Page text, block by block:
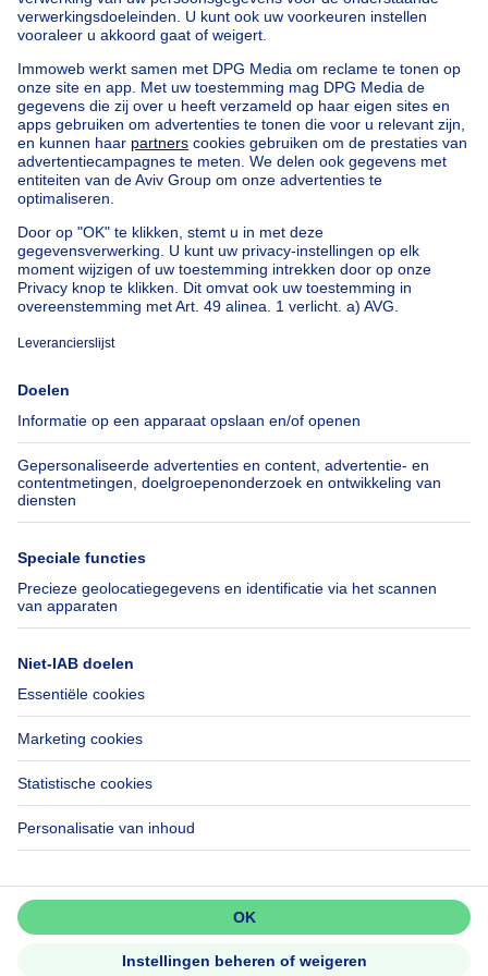
Huis te koop Oeren
Appartementsblok te koop
Uitzonderlijk vastgoed te koop
Boerderij te koop
Bungalow te koop
Chalet te koop
Kasteel te koop
Landhuis te koop
Gebouw gemengd gebruik te koop
Andere panden te koop
Manoir te koop
Huis te koop goedkoop in Alveringem
Onze huizen buiten BelgiëHuis te koop Frankrijk
Huis te koop Spanje
Huis te koop Luxemburg
Huis te koop Nederland
Over
Immoweb
Pers
Jobs
Axel Springer Group
SeLoger.com
Immowelt.de
Tools
Belfius
Verzekeringen
Verhuis checklist
Hulp
Veelgestelde vragen
Toegankelijkheid
Contacteer ons
Volg ons
LinkedIn
Immoweb SA © 2026 - Alle rechten voorbehouden
Gebruiksvoorwaarden Cookie instellingen
Privacybeleid
Rangschikking regels
3044 -
d2b95f88ad4c2e3527743d6bd81664b3a2df8b8e -
Activeer meldingen en wees als
eerste op de hoogte van nieuwe